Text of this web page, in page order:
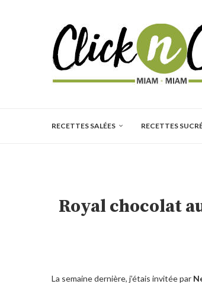
RECETTES SALÉES RECETTES
Royal chocolat
La semaine dernière, j’étais invitée par